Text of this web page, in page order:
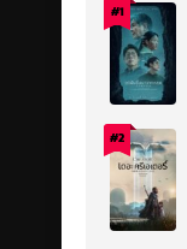
#1
#2